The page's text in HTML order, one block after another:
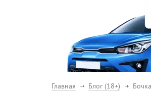
Главная Блог (18+)